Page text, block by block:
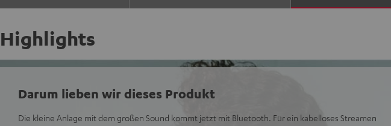
Highlights
Darum lieben wir dieses Produkt
Die kleine Anlage mit dem großen Sound kommt jetzt mit Bluetooth. Für ein kabelloses Streamen